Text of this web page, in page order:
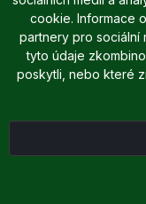
cookie. Informace
partnery pro sociální
tyto údaje
poskytli, nebo které